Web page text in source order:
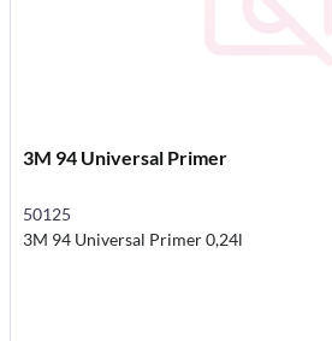
3M 94 Universal Primer
50125
3M 94 Universal Primer 0,24l